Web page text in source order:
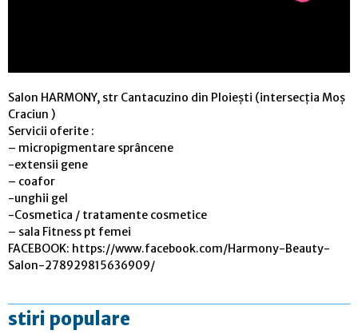
Salon HARMONY, str Cantacuzino din Ploiești (intersecția Moș
Craciun )
Servicii oferite :
– micropigmentare sprâncene
-extensii gene
– coafor
-unghii gel
-Cosmetica / tratamente cosmetice
– sala Fitness pt femei
FACEBOOK: https://www.facebook.com/Harmony-Beauty-
Salon-278929815636909/
stiri populare